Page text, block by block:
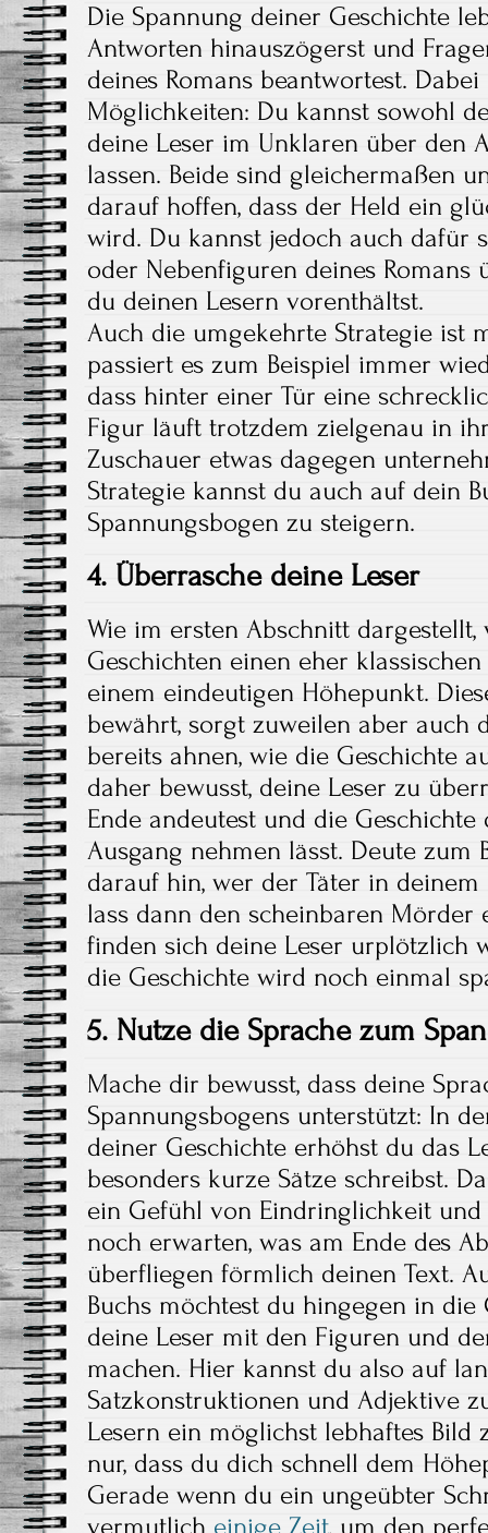
Die Spannung deiner Geschichte
Antworten hinauszögerst und
deines Romans beantwortest.
Möglichkeiten: Du kannst sowohl
deine Leser im Unklaren über den
lassen. Beide sind gleichermaßen
darauf hoffen, dass der Held ein
wird. Du kannst jedoch auch dafür
oder Nebenfiguren deines Romans
du deinen Lesern vorenthältst.
Auch die umgekehrte Strategie ist
passiert es zum Beispiel immer
dass hinter einer Tür eine
Figur läuft trotzdem zielgenau in
Zuschauer etwas dagegen
Strategie kannst du auch auf dein
Spannungsbogen zu steigern.
4. Überrasche deine Leser
Wie im ersten Abschnitt
Geschichten einen eher
einem eindeutigen Höhepunkt.
bewährt, sorgt zuweilen aber auch
bereits ahnen, wie die Geschichte
daher bewusst, deine Leser zu
Ende andeutest und die
Ausgang nehmen lässt. Deute zum
darauf hin, wer der Täter in
lass dann den scheinbaren Mörder
finden sich deine Leser urplötzlich
die Geschichte wird noch einmal
5. Nutze die Sprache zum
Mache dir bewusst, dass deine
Spannungsbogens unterstützt: In
deiner Geschichte erhöhst du das
besonders kurze Sätze schreibst.
ein Gefühl von Eindringlichkeit
noch erwarten, was am Ende des
überfliegen förmlich deinen Text.
Buchs möchtest du hingegen in
deine Leser mit den Figuren und
machen. Hier kannst du also auf
Satzkonstruktionen und Adjektive
Lesern ein möglichst lebhaftes Bild
nur, dass du dich schnell dem
Gerade wenn du ein ungeübter
vermutlich einige Zeit, um den